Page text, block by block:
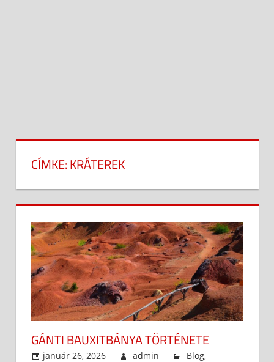
CÍMKE:KRÁTEREK
GÁNTI BAUXITBÁNYA TÖRTÉNETE
január 26, 2026 admin Blog,